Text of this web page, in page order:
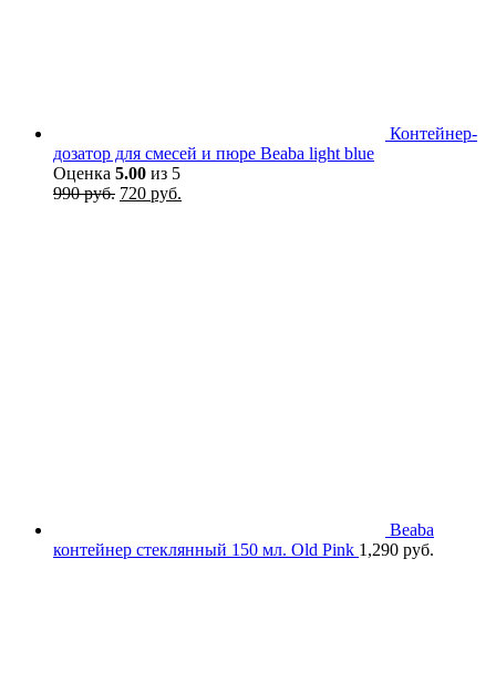
Контейнер-
дозатор для смесей и пюре Beaba light blue
Оценка 5.00 из 5
990руб. Первоначальная
720 руб.
Beaba
контейнер стеклянный 150 мл. Old Pink 1,290 руб.